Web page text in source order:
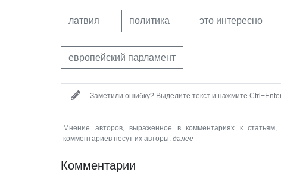
латвия политика это интересно
европейский парламент
Заметили ошибку? Выделите текст и нажмите
Мнение авторов, выраженное в комментариях к
комментариев несут их авторы. далее
Комментарии